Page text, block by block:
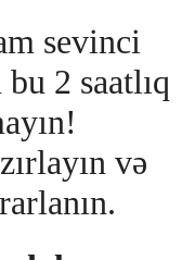
sevinci
2 saatlıq
və